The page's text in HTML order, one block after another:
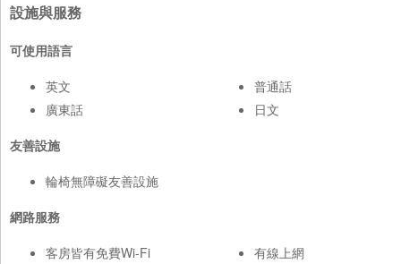
設施與服務
可使用語言
英文
廣東話
普通話
日文
友善設施
輪椅無障礙友善設施
網路服務
客房皆有免費Wi-Fi
有線上網